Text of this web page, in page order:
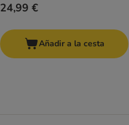
24,99 €
Añadir a la cesta